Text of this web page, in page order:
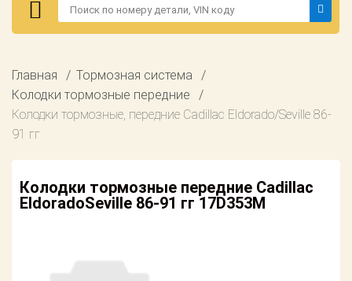
запросу
техобслуживание
Доставка
Оплата
Возврат
Регистрация
Каталог для
американских
Онлайн каталоги
- любые
Главная
Тормозная система
Колодки тормозные передние
Колодки тормозные, передние Cadillac Eldorado/Seville 86-
91 гг
Колодки тормозные передние Cadillac
EldoradoSeville 86-91 гг 17D353M